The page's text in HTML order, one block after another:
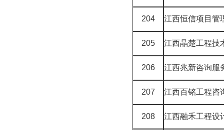
204 江西恒信项目管
205 江西晶楚工程技
206 江西兆新咨询服
207 江西百铭工程咨
208 江西融禾工程设